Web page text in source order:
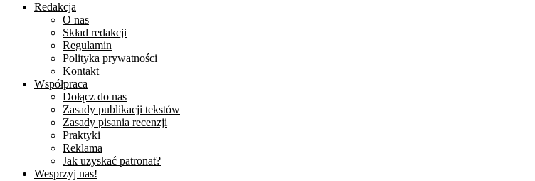
Redakcja
O nas
Skład redakcji
Regulamin
Polityka prywatności
Kontakt
Współpraca
Dołącz do nas
Zasady publikacji tekstów
Zasady pisania recenzji
Praktyki
Reklama
Jak uzyskać patronat?
Wesprzyj nas!